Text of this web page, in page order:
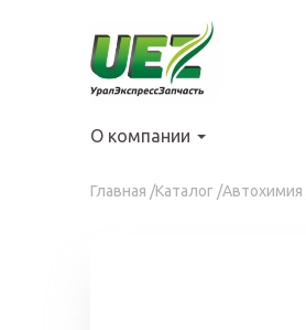
содержанию
О компании
Главная /Каталог /Автохимия